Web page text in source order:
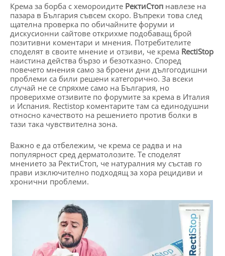
Крема за борба с хемороидите РектиСтоп навлезе на
пазара в България съвсем скоро. Въпреки това след
щателна проверка по обичайните форуми и
дискусионни сайтове открихме подобаващ брой
позитивни коментари и мнения. Потребителите
споделят в своите мнение и отзиви, че крема RectiStop
наистина действа бързо и безотказно. Според
повечето мнения само за броени дни дългогодишни
проблеми са били решени категорично. За всеки
случай не се спряхме само на България, но
проверихме отзивите по форумите за крема в Италия
и Испания. Rectistop коментарите там са единодушни
относно качеството на решението против болки в
тази така чувствителна зона.
Важно е да отбележим, че крема се радва и на
популярност сред дерматолозите. Те споделят
мнението за РектиСтоп, че натуралния му състав го
прави изключително подходящ за хора рецидиви и
хронични проблеми.